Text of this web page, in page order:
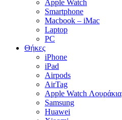
Apple Watch
Smartphone
Macbook – iMac
Laptop
PC
Θήκες
iPhone
iPad
Airpods
AirTag
Apple Watch Λουράκια
Samsung
Huawei